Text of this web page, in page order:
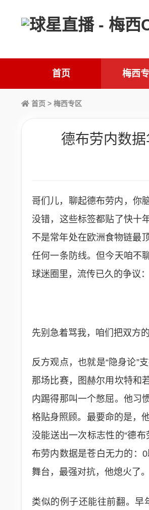
首页 梅西
首页 > 梅西专区
德布劳内数据
哥们儿，聊起德布劳内，你
没错，这些标签都贴了快十
不是常年处在欧洲食物链最
任何一条防线。但今天咱不
球迷圈里，流传已久的争议
先别急着骂我，咱们把双方
反方观点，也就是“隐身论”
那场比赛，图赫尔用坎特和
内踢得那叫一个憋屈。他习
格贴身照顾。最要命的是，
没能送出一次标志性的“德
布劳内数据是苍白无力的：
舞台，最强对抗，他熄火了。
类似的例子还能往前翻。早